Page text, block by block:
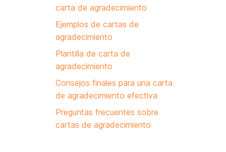
carta de agradecimiento
Ejemplos de cartas de
agradecimiento
Plantilla de carta de
agradecimiento
Consejos finales para una carta
de agradecimiento efectiva
Preguntas frecuentes sobre
cartas de agradecimiento